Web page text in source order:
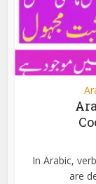
In Arabic,
are